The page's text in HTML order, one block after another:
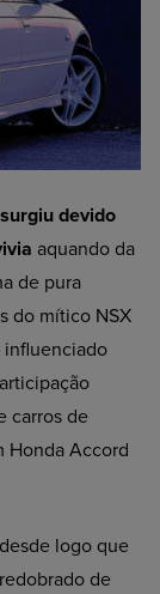
devido
aquando da
de pura
do mítico NSX
influenciado
carros de
Honda Accord
logo que
de